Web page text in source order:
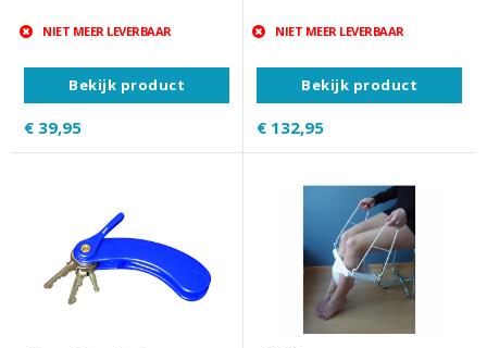
NIET MEER LEVERBAAR
Bekijk product
€ 39,95
NIET MEER LEVERBAAR
Bekijk product
€ 132,95